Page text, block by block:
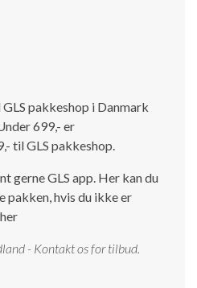
pakkeshop i Danmark
699,- er
til GLS pakkeshop.
gerne GLS app. Her kan du
hvis du ikke er
- Kontakt os for tilbud.